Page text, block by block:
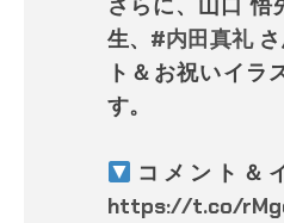
さらに、山口 悟
生、 #内田真礼さ
ト＆お祝いイラ
す。
コメント＆
https://t.co/